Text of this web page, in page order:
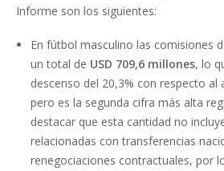
Informe son los siguientes:
En fútbol masculino las comisiones
un total de USD 709,6 millones, lo
descenso del 20,3% con respecto al
pero es la segunda cifra más alta
destacar que esta cantidad no
relacionadas con transferencias
renegociaciones contractuales, por